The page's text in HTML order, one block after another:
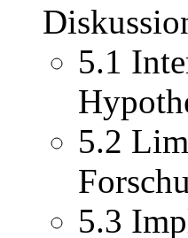
5.1
5.2
5.3